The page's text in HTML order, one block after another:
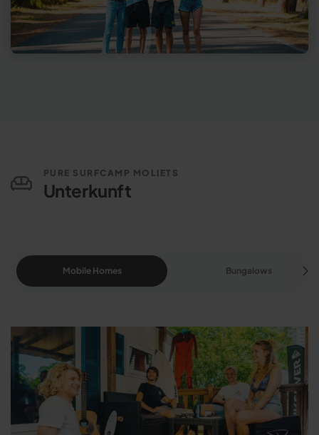
PURE SURFCAMP MOLIETS
Unterkunft
Mobile Homes Bungalows